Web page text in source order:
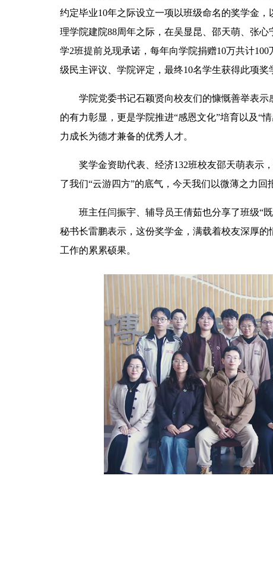
约定毕业10年之际设立一项以班级命名的奖学金
理学院建院88周年之际，在吴显昆、邵天萌、张
学2班提前兑现承诺，每年向学院捐赠10万共计
级民主评议、学院评定，最终10名学生获得此项奖
学院党委书记石颖贤向校友们的慷慨善举表
的有力彰显，更是学院推进“感恩文化”培育以及“
力成长为德才兼备的优秀人才。
奖学金资助代表、经济132班校友邵天萌表示
了我们“云游四方”的底气，今天我们以微薄之力回
班主任闫振宇、辅导员王倩茹也分享了班级“
秘书长雷鹏表示，这份奖学金，满载着校友深厚
工作的累累硕果。